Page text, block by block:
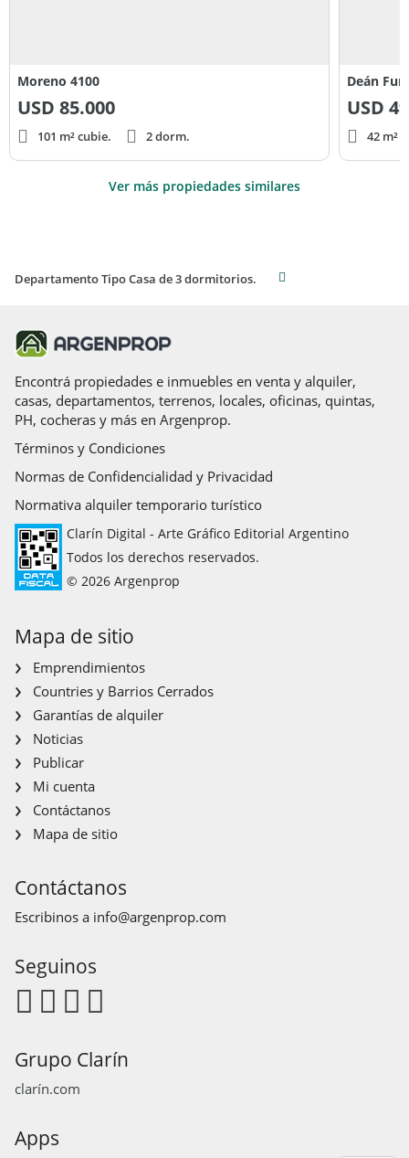
Moreno 4100
USD 85.000
101 m² cubie. 2 dorm.
Deán
USD
42 m²
Ver más propiedades similares
Departamento Tipo Casa de 3 dormitorios.
Encontrá propiedades e inmuebles en venta y alquiler,
casas, departamentos, terrenos, locales, oficinas, quintas,
PH, cocheras y más en Argenprop.
Términos y Condiciones
Normas de Confidencialidad y Privacidad
Normativa alquiler temporario turístico
Clarín Digital - Arte Gráfico Editorial Argentino
Todos los derechos reservados.
© 2026 Argenprop
Mapa de sitio
Emprendimientos
Countries y Barrios Cerrados
Garantías de alquiler
Noticias
Publicar
Mi cuenta
Contáctanos
Mapa de sitio
Contáctanos
Escribinos a info@argenprop.com
Seguinos
Grupo Clarín
clarín.com
Apps